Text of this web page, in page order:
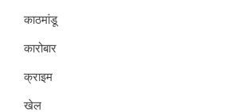
काठमांडू
कारोबार
क्राइम
खेल